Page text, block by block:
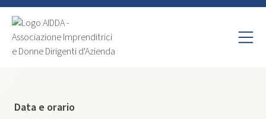
Data e orario